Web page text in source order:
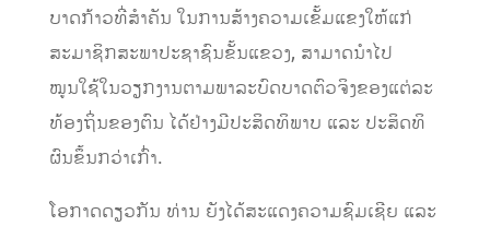
ບາດກ້າວທີ່ສຳຄັນ ໃນການສ້າງຄວາມເຂັ້ມແຂງໃຫ້ແກ່
ສະມາຊິກສະພາປະຊາຊົນຂັ້ນແຂວງ, ສາມາດນຳໄປ
ໝູນໃຊ້ໃນວຽກງານຕາມພາລະບົດບາດຕົວຈິງຂອງແຕ່ລະ
ທ້ອງຖິ່ນຂອງຕົນ ໄດ້ຢ່າງມີປະສິດທິພາບ ແລະ ປະສິດທິ
ຜົນຂຶ້ນກວ່າເກົ່າ.
ໂອກາດດຽວກັນ ທ່ານ ຍັງໄດ້ສະແດງຄວາມຊົມເຊີຍ ແລະ